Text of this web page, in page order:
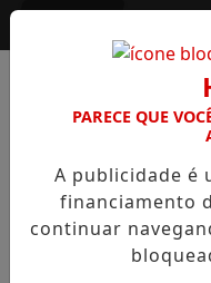
PARECE QUE
A publicidade é
financiamento
continuar